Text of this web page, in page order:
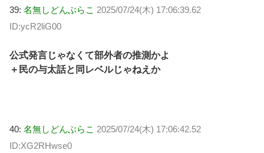
39: 名無しどんぶらこ 2025/07/24(木) 17:06:39.62
ID:ycR2liG00
公式発言じゃなくて部外者の推測かよ
＋民の与太話と同レベルじゃねえか
40: 名無しどんぶらこ 2025/07/24(木) 17:06:42.52
ID:XG2RHwse0